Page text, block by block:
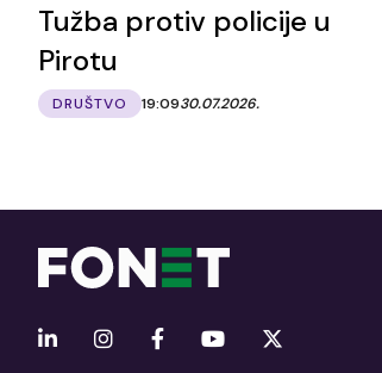
Tužba protiv policije u
Pirotu
DRUŠTVO 19:0930.07.2026.